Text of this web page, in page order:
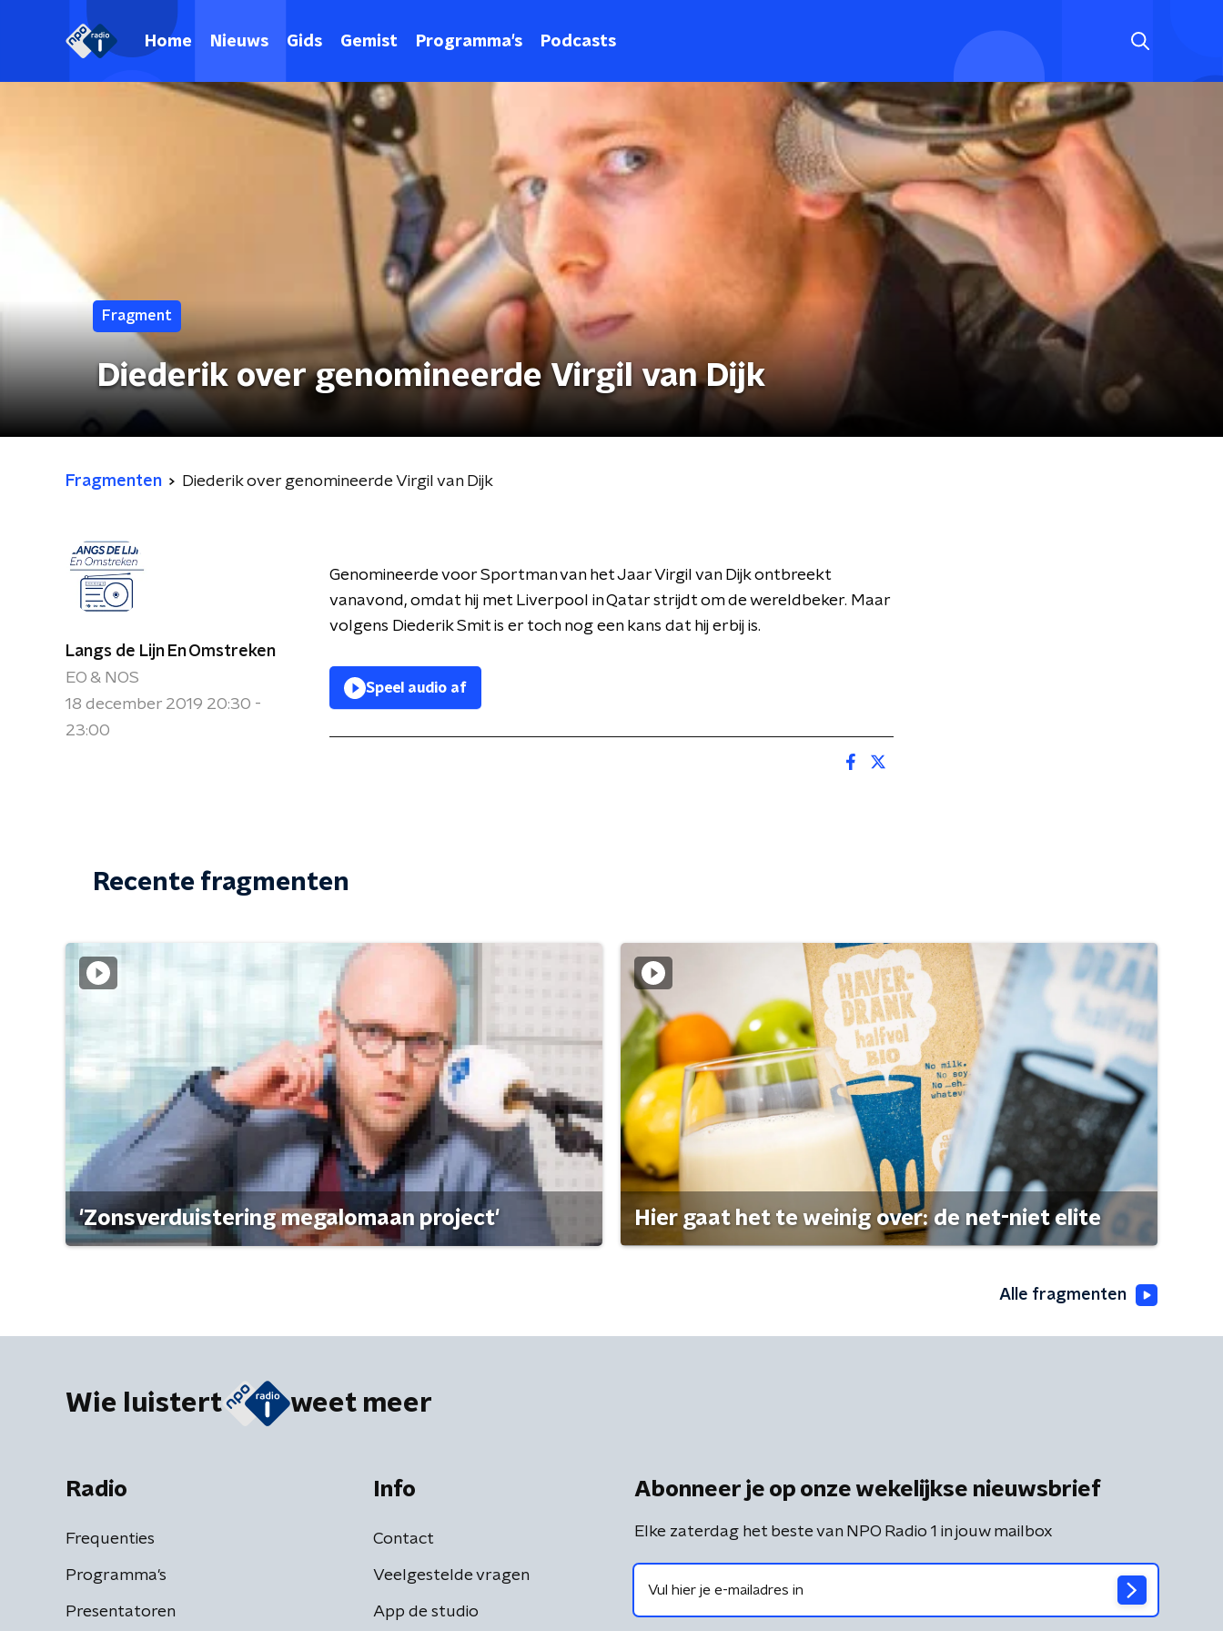
Home Nieuws Gids Gemist Programma's Podcasts
Fragment
Diederik over genomineerde Virgil van Dijk
Fragmenten Diederik over genomineerde Virgil van Dijk
Langs de Lijn En Omstreken
EO & NOS
18 december 2019 20:30 -
23:00
Genomineerde voor Sportman van het Jaar Virgil van Dijk ontbreekt
vanavond, omdat hij met Liverpool in Qatar strijdt om de wereldbeker. Maar
volgens Diederik Smit is er toch nog een kans dat hij erbij is.
Speel audio af
Recente fragmenten
'Zonsverduistering megalomaan project' Hier gaat het te weinig over: de net-niet elite
Alle fragmenten
Wie luistert weet meer
Radio
Frequenties
Programma's
Presentatoren
Info
Contact
Veelgestelde vragen
App de studio
Abonneer je op onze wekelijkse nieuwsbrief
Elke zaterdag het beste van NPO Radio 1 in jouw mailbox